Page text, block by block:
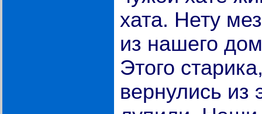
хата. Нету
из нашего
Этого
вернулись из